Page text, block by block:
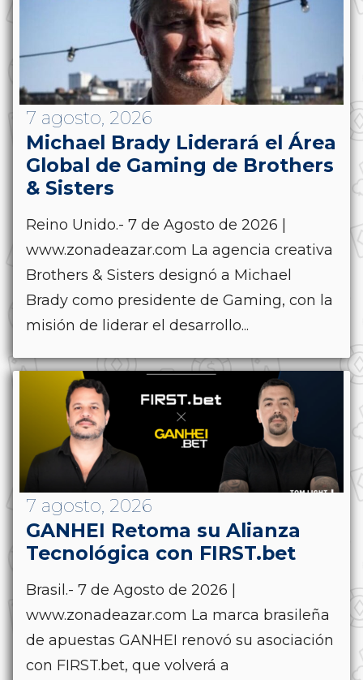
7 agosto, 2026
Michael Brady Liderará el Área
Global de Gaming de Brothers
& Sisters
Reino Unido.- 7 de Agosto de 2026 |
www.zonadeazar.com La agencia creativa
Brothers & Sisters designó a Michael
Brady como presidente de Gaming, con la
misión de liderar el desarrollo...
7 agosto, 2026
GANHEI Retoma su Alianza
Tecnológica con FIRST.bet
Brasil.- 7 de Agosto de 2026 |
www.zonadeazar.com La marca brasileña
de apuestas GANHEI renovó su asociación
con FIRST.bet, que volverá a